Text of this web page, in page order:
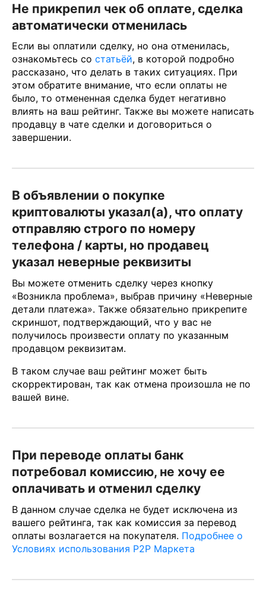
Не прикрепил чек об оплате, сделка
автоматически отменилась
Если вы оплатили сделку, но она отменилась,
ознакомьтесь со статьёй, в которой подробно
рассказано, что делать в таких ситуациях. При
этом обратите внимание, что если оплаты не
было, то отмененная сделка будет негативно
влиять на ваш рейтинг. Также вы можете написать
продавцу в чате сделки и договориться о
завершении.
В объявлении о покупке
криптовалюты указал(а), что оплату
отправляю строго по номеру
телефона / карты, но продавец
указал неверные реквизиты
Вы можете отменить сделку через кнопку
«Возникла проблема», выбрав причину «Неверные
детали платежа». Также обязательно прикрепите
скриншот, подтверждающий, что у вас не
получилось произвести оплату по указанным
продавцом реквизитам.
В таком случае ваш рейтинг может быть
скорректирован, так как отмена произошла не по
вашей вине.
При переводе оплаты банк
потребовал комиссию, не хочу ее
оплачивать и отменил сделку
В данном случае сделка не будет исключена из
вашего рейтинга, так как комиссия за перевод
оплаты возлагается на покупателя. Подробнее о
Условиях использования P2P Маркета